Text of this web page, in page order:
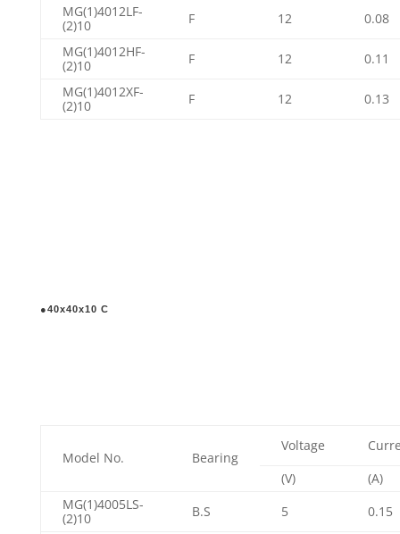
MG(1)4012LF-
(2)10
F 12
0.08
MG(1)4012HF-
(2)10
F 12
0.11
MG(1)4012XF-
(2)10
F 12 0.13
●40x40x10 C
Model No. Bearing
Voltage
(V)
(A)
MG(1)4005LS-
(2)10
B.S 5
0.15